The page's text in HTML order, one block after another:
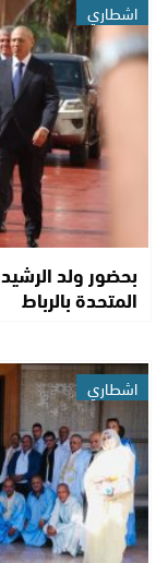
اشطاري
بحضور ولد
المتحدة بالرباط
اشطاري